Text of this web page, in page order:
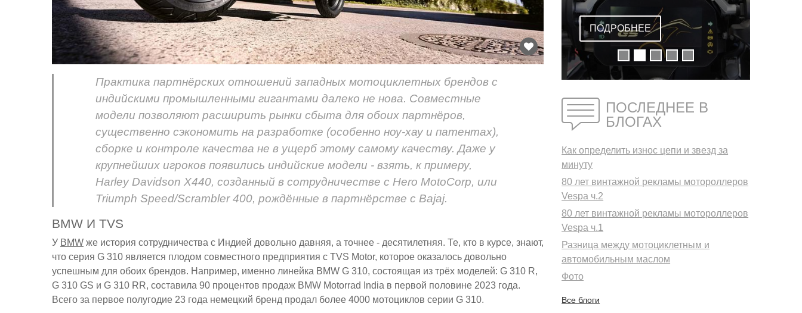
Практика партнёрских отношений западных мотоциклетных брендов с
индийскими промышленными гигантами далеко не нова. Совместные
модели позволяют расширить рынки сбыта для обоих партнёров,
существенно сэкономить на разработке (особенно ноу-хау и патентах),
сборке и контроле качества не в ущерб этому самому качеству. Даже у
крупнейших игроков появились индийские модели - взять, к примеру,
Harley Davidson X440, созданный в сотрудничестве с Hero MotoCorp, или
Triumph Speed/Scrambler 400, рождённые в партнёрстве с Bajaj.
BMW И TVS
У BMW же история сотрудничества с Индией довольно давняя, а точнее - десятилетняя. Те, кто в курсе, знают,
что серия G 310 является плодом совместного предприятия с TVS Motor, которое оказалось довольно
успешным для обоих брендов. Например, именно линейка BMW G 310, состоящая из трёх моделей: G 310 R,
G 310 GS и G 310 RR, составила 90 процентов продаж BMW Motorrad India в первой половине 2023 года.
Всего за первое полугодие 23 года немецкий бренд продал более 4000 мотоциклов серии G 310.
ПОДРОБНЕЕ
ПОСЛЕДНЕЕ В
БЛОГАХ
Как определить износ цепи и звезд за
минуту
80 лет винтажной рекламы мотороллеров
Vespa ч.2
80 лет винтажной рекламы мотороллеров
Vespa ч.1
Разница между мотоциклетным и
автомобильным маслом
Фото
Все блоги